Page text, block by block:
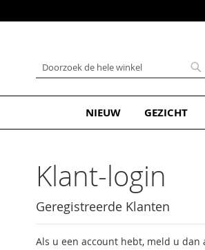
de
inhoud
Zoek
NIEUW GEZICHT
Klant-login
Geregistreerde Klanten
Als u een account hebt, meld u dan